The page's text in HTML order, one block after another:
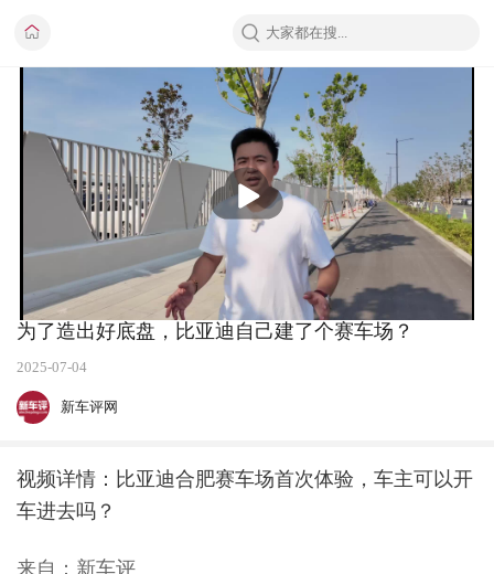
播
放
为了造出好底盘，比亚迪自己建了个赛车场？
2025-07-04
新车评网
视频详情：比亚迪合肥赛车场首次体验，车主可以开
车进去吗？
来自：新车评